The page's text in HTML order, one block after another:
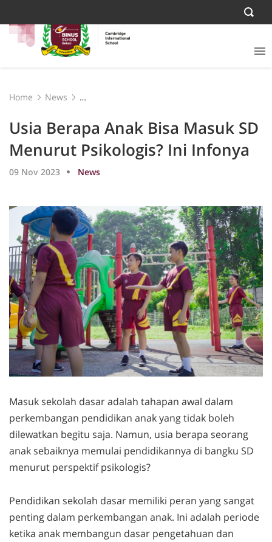
Home
News
Infonya
Usia Berapa Anak Bisa Masuk SD
Menurut Psikologis? Ini Infonya
09 Nov 2023 News
Masuk sekolah dasar adalah tahapan awal dalam
perkembangan pendidikan anak yang tidak boleh
dilewatkan begitu saja. Namun, usia berapa seorang
anak sebaiknya memulai pendidikannya di bangku SD
menurut perspektif psikologis?
Pendidikan sekolah dasar memiliki peran yang sangat
penting dalam perkembangan anak. Ini adalah periode
ketika anak membangun dasar pengetahuan dan